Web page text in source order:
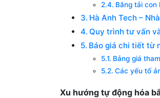
Băng tải con
Hà Anh Tech –
Quy trình tư vấn
Báo giá chi tiết từ
Bảng giá
Các yếu tố
Xu hướng tự động hóa